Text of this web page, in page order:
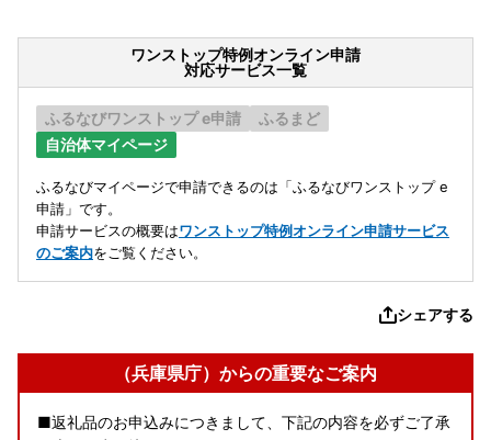
ワンストップ特例オンライン申請
対応サービス一覧
ふるなびワンストップ e申請
ふるまど
自治体マイページ
ふるなびマイページで申請できるのは「ふるなびワンストップ e
申請」です。
申請サービスの概要はワンストップ特例オンライン申請サービス
のご案内をご覧ください。
シェアする
（兵庫県庁）からの重要なご案内
■返礼品のお申込みにつきまして、下記の内容を必ずご了承